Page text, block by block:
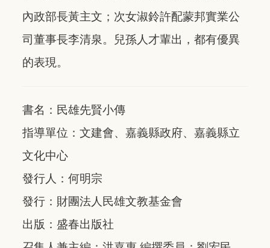
內政部長黃主文；次女淑鈴許配蒙邦實業公
司董事長李清泉。兒孫人才輩出，都有優異
的表現。
書名：民雄先賢小傳
指導單位：文建會、嘉義縣政府、嘉義縣立
文化中心
發行人：何明宗
發行：財團法人民雄文教基金會
出版：盛春出版社